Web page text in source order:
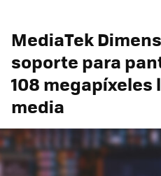
MediaTek
soporte para
108 megapíxeles
media